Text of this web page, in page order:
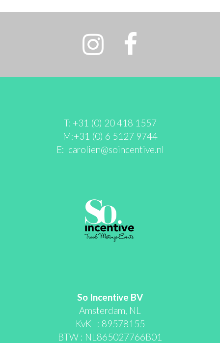
T: +31 (0) 20 418 1557
M:+31 (0) 6 5127 9744
E: carolien@soincentive.nl
So Incentive BV
Amsterdam, NL
KvK : 89578155
BTW : NL865027766B01